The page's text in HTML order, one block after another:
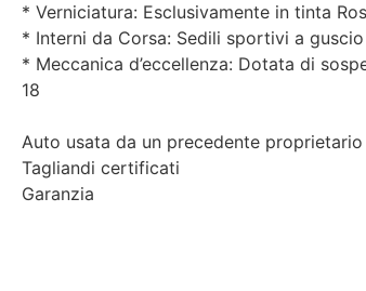
* Verniciatura: Esclusivamente in tinta
* Interni da Corsa: Sedili sportivi a
* Meccanica d’eccellenza: Dotata di
18
Auto usata da un precedente proprietario
Tagliandi certificati
Garanzia